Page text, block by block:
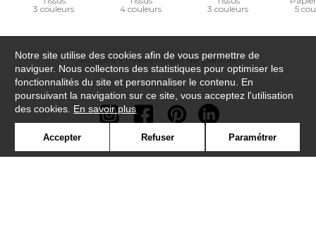
3 couleurs
4 couleurs
3 couleurs
5
Accueil›Tissus› Coin de paradis
Notre site utilise des cookies afin de vous permettre de
naviguer. Nous collectons des statistiques pour optimiser les
fonctionnalités du site et personnaliser le contenu. En
poursuivant la navigation sur ce site, vous acceptez l'utilisation
des cookies. En savoir plus
Accepter Refuser Paramétrer